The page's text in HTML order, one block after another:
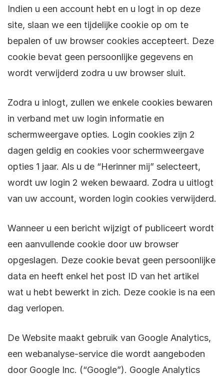
Indien u een account hebt en u logt in op deze
site, slaan we een tijdelijke cookie op om te
bepalen of uw browser cookies accepteert. Deze
cookie bevat geen persoonlijke gegevens en
wordt verwijderd zodra u uw browser sluit.
Zodra u inlogt, zullen we enkele cookies bewaren
in verband met uw login informatie en
schermweergave opties. Login cookies zijn 2
dagen geldig en cookies voor schermweergave
opties 1 jaar. Als u de “Herinner mij” selecteert,
wordt uw login 2 weken bewaard. Zodra u uitlogt
van uw account, worden login cookies verwijderd.
Wanneer u een bericht wijzigt of publiceert wordt
een aanvullende cookie door uw browser
opgeslagen. Deze cookie bevat geen persoonlijke
data en heeft enkel het post ID van het artikel
wat u hebt bewerkt in zich. Deze cookie is na een
dag verlopen.
De Website maakt gebruik van Google Analytics,
een webanalyse-service die wordt aangeboden
door Google Inc. (“Google”). Google Analytics